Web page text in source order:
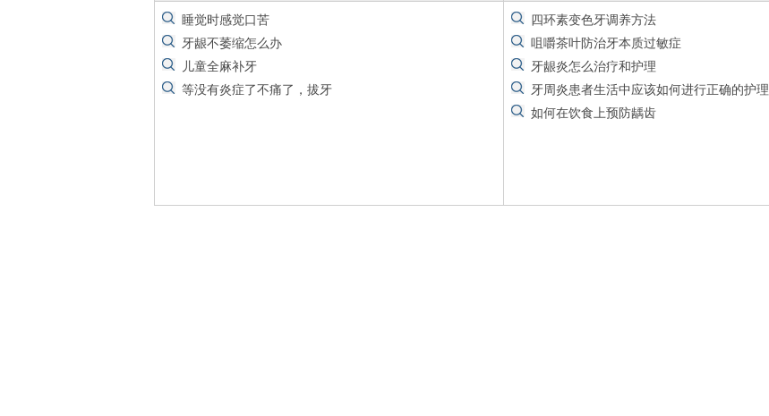
睡觉时感觉口苦
牙龈不萎缩怎么办
儿童全麻补牙
等没有炎症了不痛了，拔牙
四环素变色牙调养方法
咀嚼茶叶防治牙本质过敏症
牙龈炎怎么治疗和护理
牙周炎患者生活中应该如何进行正确的护理
如何在饮食上预防龋齿